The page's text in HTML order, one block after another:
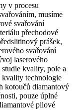
v procesu
musíme
svařování
přechodové
prášek,
svařování
laserového
kvality, pole a
kvality technologie
kotoučů diamantový
pouze úplné
pilové